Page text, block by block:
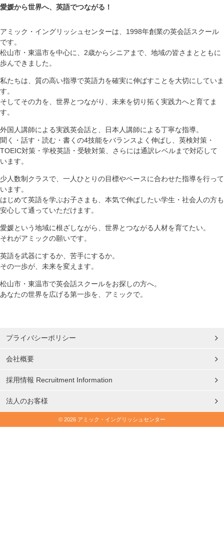
愛媛から世界へ、英語でつながる！
アミック・イングリッシュセンターは、1998年創業の英会話スクール
です。
松山市・東温市を中心に、2歳からシニアまで、地域の皆さまとともに
歩んできました。
私たちは、質の高い指導で英語力を確実に伸ばすことを大切にしていま
す。
そしてその力を、世界とつながり、未来を切り拓く実践力へと育てま
す。
外国人講師による実践英会話と、日本人講師による丁寧な指導。
聞く・話す・読む・書くの4技能をバランスよく伸ばし、英検対策・
TOEIC対策・学校英語・受験対策、さらには通訳レベルまで対応して
います。
少人数制クラスで、一人ひとりの目標やペースに合わせた指導を行って
います。
はじめて英語を学ぶお子さまも、本気で伸ばしたい学生・社会人の方も
安心して通っていただけます。
愛媛という地域に根ざしながら、世界とつながる人材を育てたい。
それがアミックの願いです。
英語を武器にするか、苦手にするか。
その一歩が、未来を変えます。
松山市・東温市で英会話スクールをお探しの方へ。
あなたの世界を広げる第一歩を、アミックで。
プライバシーポリシー
会社概要
採用情報 Recruitment Information
法人のお客様
© 2026 アミック・イングリッシュセンター